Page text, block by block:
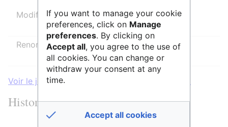
Modifier
Autoriser tous les utilisateurs
(infini)
Renommer
Autoriser tous les utilisateurs
(infini)
Voir le journal des protections pour cette page.
Historique des modifications
If you want to manage your cookie
preferences, click on Manage
preferences. By clicking on
Accept all, you agree to the use of
all cookies. You can change or
withdraw your consent at any
time.
Accept all cookies